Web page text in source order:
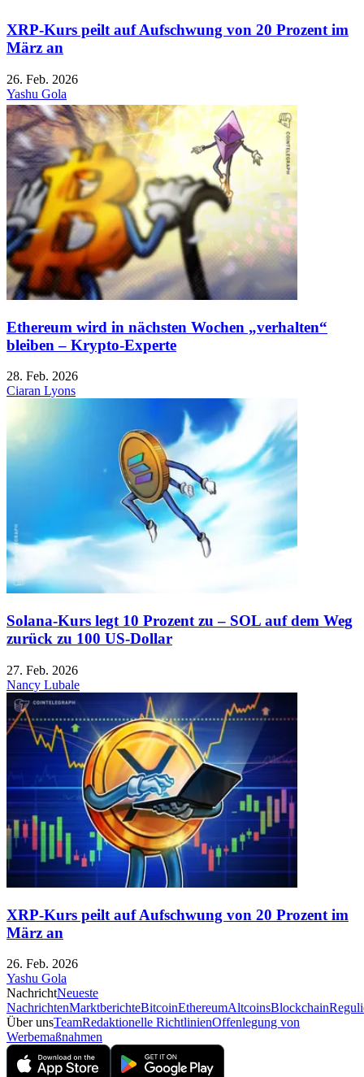
XRP-Kurs peilt auf Aufschwung von 20 Prozent im
März an
26. Feb. 2026
Yashu Gola
Ethereum wird in nächsten Wochen „verhalten“
bleiben – Krypto-Experte
28. Feb. 2026
Ciaran Lyons
Solana-Kurs legt 10 Prozent zu – SOL auf dem Weg
zurück zu 100 US-Dollar
27. Feb. 2026
Nancy Lubale
XRP-Kurs peilt auf Aufschwung von 20 Prozent im
März an
26. Feb. 2026
Yashu Gola
NachrichtNeueste
NachrichtenMarktberichteBitcoinEthereumAltcoinsBlockchain
Über unsTeamRedaktionelle RichtlinienOffenlegung von
Werbemaßnahmen